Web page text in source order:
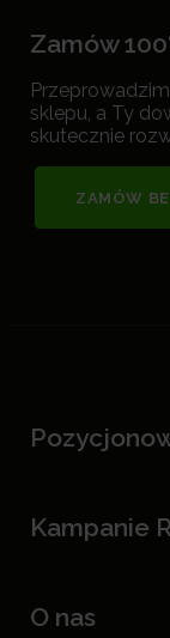
Zamów
sklepu, a Ty
skutecznie
ZAMÓW
Kampanie
O nas